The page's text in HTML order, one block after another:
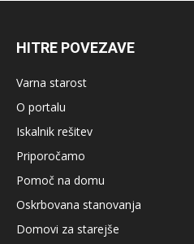
HITRE POVEZAVE
Varna starost
O portalu
Iskalnik rešitev
Priporočamo
Pomoč na domu
Oskrbovana stanovanja
Domovi za starejše